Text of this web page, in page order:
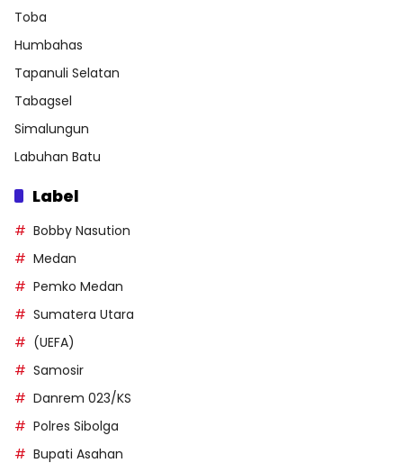
Toba
Humbahas
Tapanuli Selatan
Tabagsel
Simalungun
Labuhan Batu
Label
Bobby Nasution
Medan
Pemko Medan
Sumatera Utara
(UEFA)
Samosir
Danrem 023/KS
Polres Sibolga
Bupati Asahan